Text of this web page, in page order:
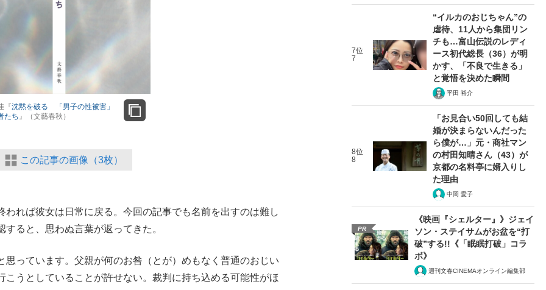
『沈黙を破る 「男子の性被害」
たち 』（文藝春秋）
この記事の画像（3枚）
れば彼女は日常に戻る。今回の記事でも名前を出すのは難し
ると、思わぬ言葉が返ってきた。
思っています。父親が何のお咎（とが）めもなく普通のおじい
うとしていることが許せない。裁判に持ち込める可能性がほ
7位
7
“イルカのおじちゃん”の
虐待、11人から集団リン
チも…富山伝説のレディ
ース初代総長（36）が明
かす、「不良で生きる」
と覚悟を決めた瞬間
平田 裕介
8位
8
「お見合い50回しても結
婚が決まらないんだった
ら僕が…」元・商社マン
の村田知晴さん（43）が
京都の名料亭に婿入りし
た理由
中岡 愛子
PR
《映画『シェルター』》ジェイ
ソン・ステイサムがお盆を“打
破”する!!《「眠眠打破」コラ
ボ》
週刊文春CINEMAオンライン編集部